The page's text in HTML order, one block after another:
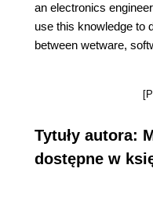
an electronics
use this knowledge to
between wetware,
Tytuły autora:
dostępne w